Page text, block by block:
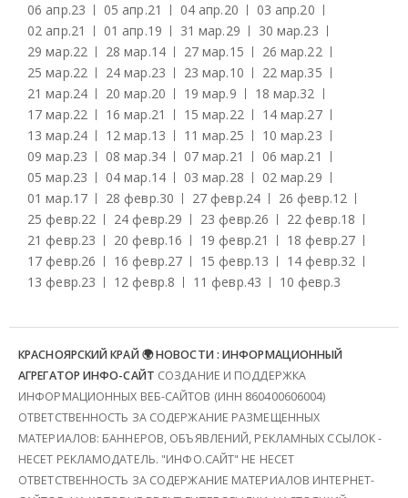
06 апр.23 05 апр.21 04 апр.20 03 апр.20
02 апр.21 01 апр.19 31 мар.29 30 мар.23
29 мар.22 28 мар.14 27 мар.15 26 мар.22
25 мар.22 24 мар.23 23 мар.10 22 мар.35
21 мар.24 20 мар.20 19 мар.9 18 мар.32
17 мар.22 16 мар.21 15 мар.22 14 мар.27
13 мар.24 12 мар.13 11 мар.25 10 мар.23
09 мар.23 08 мар.34 07 мар.21 06 мар.21
05 мар.23 04 мар.14 03 мар.28 02 мар.29
01 мар.17 28 февр.30 27 февр.24 26 февр.12
25 февр.22 24 февр.29 23 февр.26 22 февр.18
21 февр.23 20 февр.16 19 февр.21 18 февр.27
17 февр.26 16 февр.27 15 февр.13 14 февр.32
13 февр.23 12 февр.8 11 февр.43 10 февр.3
КРАСНОЯРСКИЙ КРАЙ 🌍 НОВОСТИ : ИНФОРМАЦИОННЫЙ
АГРЕГАТОР ИНФО-САЙТ СОЗДАНИЕ И ПОДДЕРЖКА
ИНФОРМАЦИОННЫХ ВЕБ-САЙТОВ (ИНН 860400606004)
ОТВЕТСТВЕННОСТЬ ЗА СОДЕРЖАНИЕ РАЗМЕЩЕННЫХ
МАТЕРИАЛОВ: БАННЕРОВ, ОБЪЯВЛЕНИЙ, РЕКЛАМНЫХ ССЫЛОК -
НЕСЕТ РЕКЛАМОДАТЕЛЬ. "ИНФО.САЙТ" НЕ НЕСЕТ
ОТВЕТСТВЕННОСТЬ ЗА СОДЕРЖАНИЕ МАТЕРИАЛОВ ИНТЕРНЕТ-